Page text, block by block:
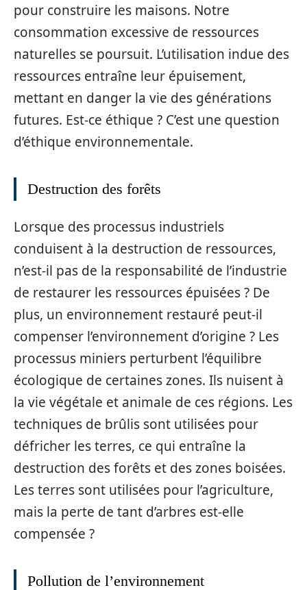
pour construire les maisons. Notre
consommation excessive de ressources
naturelles se poursuit. L’utilisation indue des
ressources entraîne leur épuisement,
mettant en danger la vie des générations
futures. Est-ce éthique ? C’est une question
d’éthique environnementale.
Destruction des forêts
Lorsque des processus industriels
conduisent à la destruction de ressources,
n’est-il pas de la responsabilité de l’industrie
de restaurer les ressources épuisées ? De
plus, un environnement restauré peut-il
compenser l’environnement d’origine ? Les
processus miniers perturbent l’équilibre
écologique de certaines zones. Ils nuisent à
la vie végétale et animale de ces régions. Les
techniques de brûlis sont utilisées pour
défricher les terres, ce qui entraîne la
destruction des forêts et des zones boisées.
Les terres sont utilisées pour l’agriculture,
mais la perte de tant d’arbres est-elle
compensée ?
Pollution de l’environnement